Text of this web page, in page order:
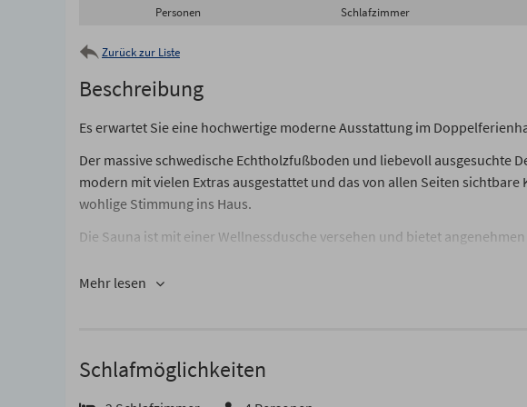
Personen Schlafzimmer
Zurück zur Liste
Beschreibung
Es erwartet Sie eine hochwertige moderne Ausstattung im
Der massive schwedische Echtholzfußboden und liebevoll ausgesuchte
modern mit vielen Extras ausgestattet und das von allen Seiten
wohlige Stimmung ins Haus.
Die Sauna ist mit einer Wellnessdusche versehen und bietet angenehmen
Das Duschbad mit Echtglasduschabtrennung, Waschbecken und WC ist
Mehr lesen
Schlafmöglichkeiten